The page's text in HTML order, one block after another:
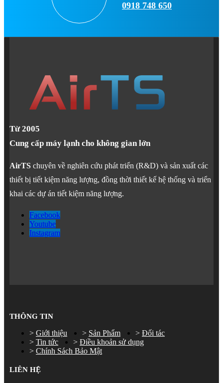
0918 748 650
Từ 2005
Cung cấp máy lạnh cho không gian lớn
AirTS chuyên về nghiên cứu phát triển (R&D) và sản xuất các
thiết bị tiết kiệm năng lượng, đồng thời thiết kế hệ thống và triển
khai các dự án tiết kiệm năng lượng.
Facebook
Youtube
Instagram
THÔNG TIN
Giới thiệu Sản Phẩm
Đối tác
Tin tức
Điều khoản sử dụng
Chính Sách Bảo Mật
LIÊN HỆ